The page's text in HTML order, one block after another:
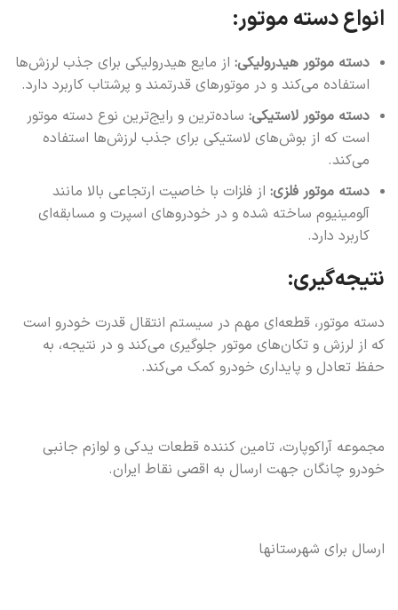
انواع دسته موتور:
دسته موتور هیدرولیکی: از مایع هیدرولیکی برای جذب لرزش‌ها
استفاده می‌کند و در موتورهای قدرتمند و پرشتاب کاربرد دارد.
دسته موتور لاستیکی: ساده‌ترین و رایج‌ترین نوع دسته موتور
است که از بوش‌های لاستیکی برای جذب لرزش‌ها استفاده
می‌کند.
دسته موتور فلزی: از فلزات با خاصیت ارتجاعی بالا مانند
آلومینیوم ساخته شده و در خودروهای اسپرت و مسابقه‌ای
کاربرد دارد.
نتیجه‌گیری:
دسته موتور، قطعه‌ای مهم در سیستم انتقال قدرت خودرو است
که از لرزش و تکان‌های موتور جلوگیری می‌کند و در نتیجه، به
حفظ تعادل و پایداری خودرو کمک می‌کند.
مجموعه آراکوپارت، تامین کننده قطعات یدکی و لوازم جانبی
خودرو چانگان جهت ارسال به اقصی نقاط ایران.
ارسال برای شهرستانها